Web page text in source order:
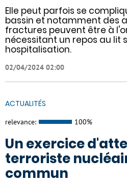
Elle peut parfois se
bassin et notamment des
fractures peuvent être à
nécessitant un repos au lit
hospitalisation.
02/04/2024 02:00
ACTUALITÉS
relevance: 100%
Un exercice
terroriste
commun